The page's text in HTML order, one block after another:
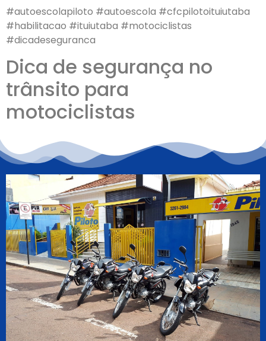
#autoescolapiloto #autoescola #cfcpilotoituiutaba
#habilitacao #ituiutaba #motociclistas
#dicadeseguranca
Dica de segurança no
trânsito para
motociclistas